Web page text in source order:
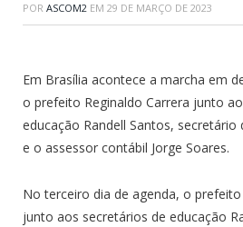
POR ASCOM2 EM 29 DE MARÇO DE 2023
Em Brasília acontece a marcha em
o prefeito Reginaldo Carrera junto
educação Randell Santos,
e o assessor contábil Jorge Soares.
No terceiro dia de agenda, o prefeito
junto aos secretários de educação